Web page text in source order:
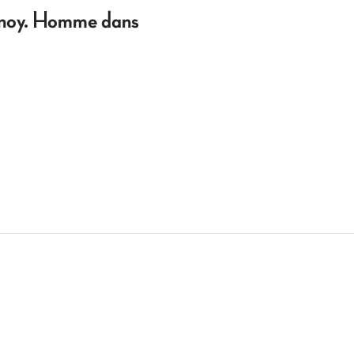
Homme dans